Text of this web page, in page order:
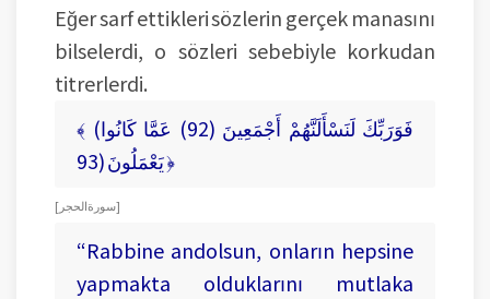
Eğer sarf ettikleri sözlerin gerçek manasını
bilselerdi, o sözleri sebebiyle korkudan
titrerlerdi.
﴾ (فَوَرَبِّكَ لَنَسْأَلَنَّهُمْ أَجْمَعِينَ (92) عَمَّا كَانُوا
يَعْمَلُونَ (93 ﴿
[ سورة الحجر]
“Rabbine andolsun, onların hepsine
yapmakta olduklarını mutlaka